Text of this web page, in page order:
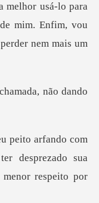
melhor usá-lo para
não dando
om
desprezado sua